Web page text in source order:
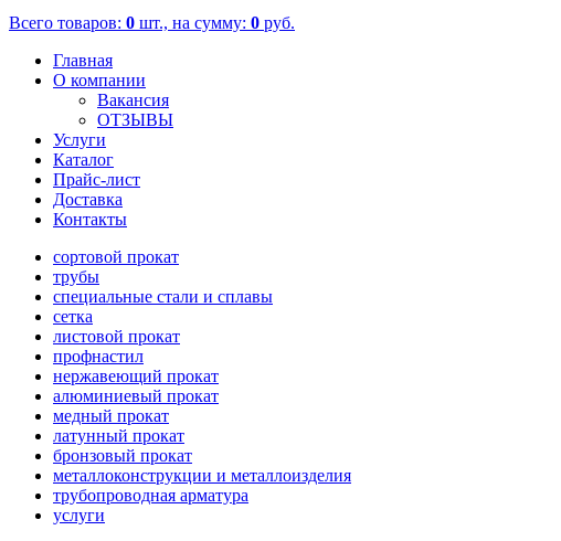
Всего товаров: 0 шт., на сумму: 0 руб.
Главная
О компании
Вакансия
ОТЗЫВЫ
Услуги
Каталог
Прайс-лист
Доставка
Контакты
сортовой прокат
трубы
специальные стали и сплавы
сетка
листовой прокат
профнастил
нержавеющий прокат
алюминиевый прокат
медный прокат
латунный прокат
бронзовый прокат
металлоконструкции и металлоизделия
трубопроводная арматура
услуги